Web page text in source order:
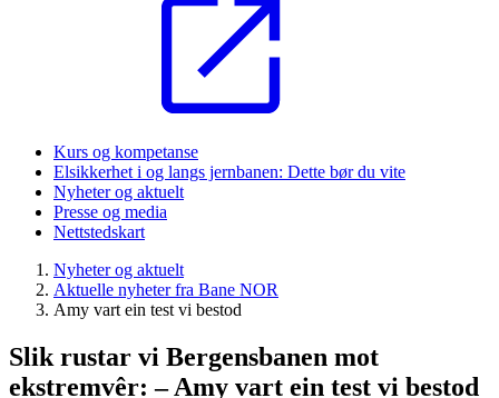
Kurs og kompetanse
Elsikkerhet i og langs jernbanen: Dette bør du vite
Nyheter og aktuelt
Presse og media
Nettstedskart
Nyheter og aktuelt
Aktuelle nyheter fra Bane NOR
Amy vart ein test vi bestod
Slik rustar vi Bergensbanen mot
ekstremvêr: – Amy vart ein test vi bestod